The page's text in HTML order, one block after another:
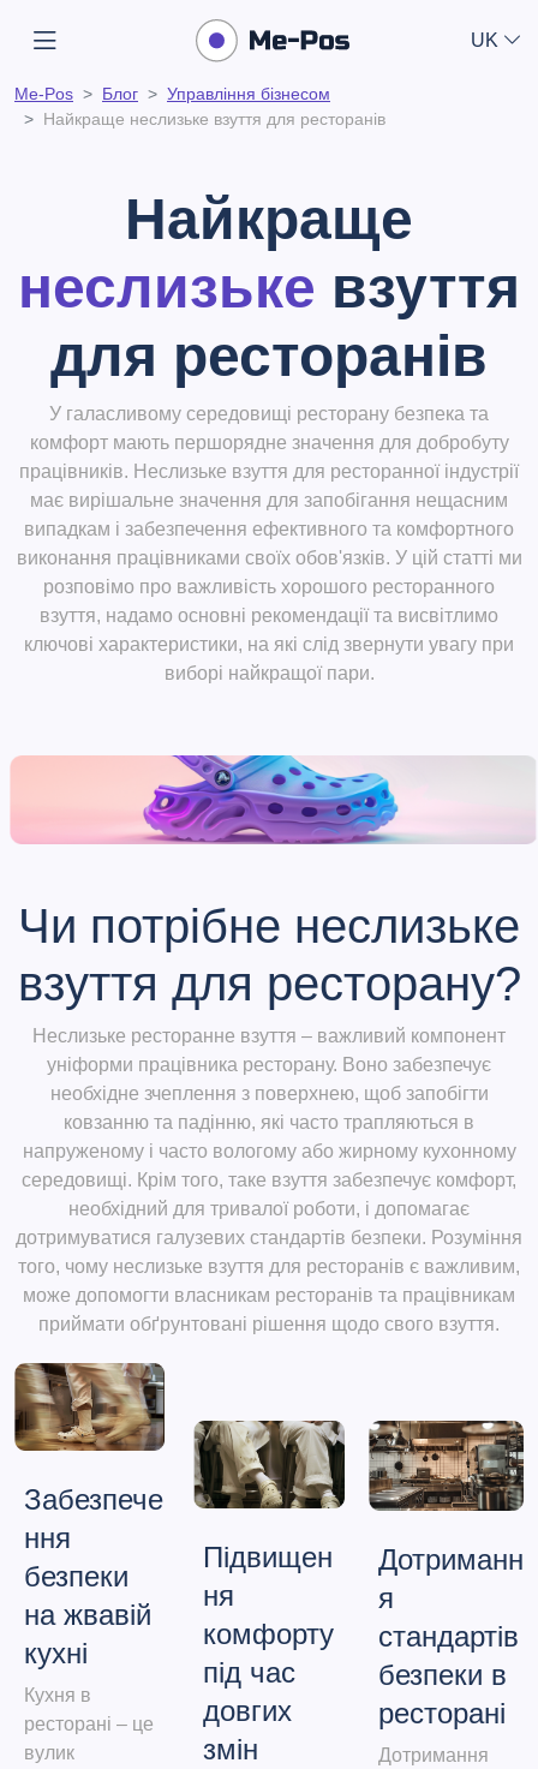
UK
Me-Pos Блог
Управління бізнесом
Найкраще неслизьке взуття для ресторанів
Найкраще
неслизьке взуття
для ресторанів
У галасливому середовищі ресторану безпека та
комфорт мають першорядне значення для добробуту
працівників. Неслизьке взуття для ресторанної індустрії
має вирішальне значення для запобігання нещасним
випадкам і забезпечення ефективного та комфортного
виконання працівниками своїх обов'язків. У цій статті ми
розповімо про важливість хорошого ресторанного
взуття, надамо основні рекомендації та висвітлимо
ключові характеристики, на які слід звернути увагу при
виборі найкращої пари.
Чи потрібне неслизьке
взуття для ресторану?
Неслизьке ресторанне взуття – важливий компонент
уніформи працівника ресторану. Воно забезпечує
необхідне зчеплення з поверхнею, щоб запобігти
ковзанню та падінню, які часто трапляються в
напруженому і часто вологому або жирному кухонному
середовищі. Крім того, таке взуття забезпечує комфорт,
необхідний для тривалої роботи, і допомагає
дотримуватися галузевих стандартів безпеки. Розуміння
того, чому неслизьке взуття для ресторанів є важливим,
може допомогти власникам ресторанів та працівникам
приймати обґрунтовані рішення щодо свого взуття.
Забезпече
ння
безпеки
на жвавій
кухні
Кухня в
ресторані – це
вулик
Підвищен
ня
комфорту
під час
довгих
змін
Дотриманн
я
стандартів
безпеки в
ресторані
Дотримання